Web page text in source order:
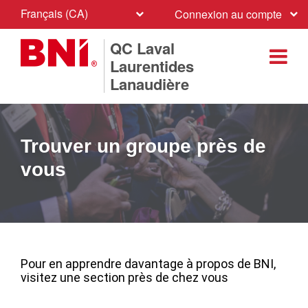
Français (CA) Connexion au compte
QC Laval
Laurentides
Lanaudière
Trouver un groupe près de
vous
Pour en apprendre davantage à propos de BNI,
visitez une section près de chez vous